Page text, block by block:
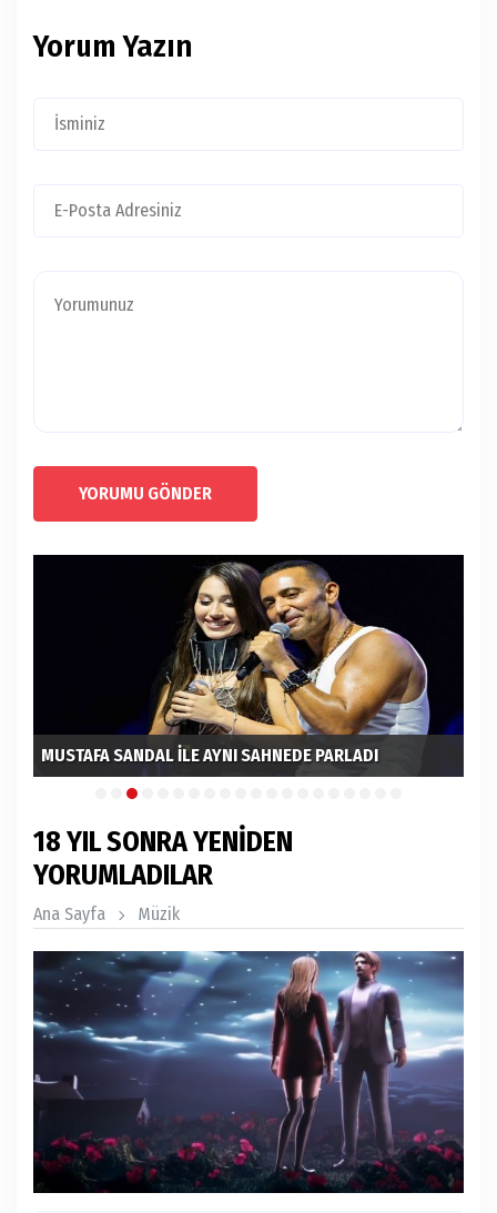
Yorum Yazın
YORUMU GÖNDER
MUSTAFA SANDAL İLE AYNI SAHNEDE PARLADI
18 YIL SONRA YENİDEN
YORUMLADILAR
Ana Sayfa Müzik